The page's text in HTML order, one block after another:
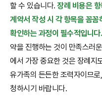
할 수 있습니다.장례 비용은
계약서 작성 시 각 항목을 꼼꼼
확인하는 과정이 필수적입니다.
약을 진행하는 것이 만족스러
에서 가장 중요한 것은 장례지
유가족의 든든한 조력자이므
청하시기 바랍니다.